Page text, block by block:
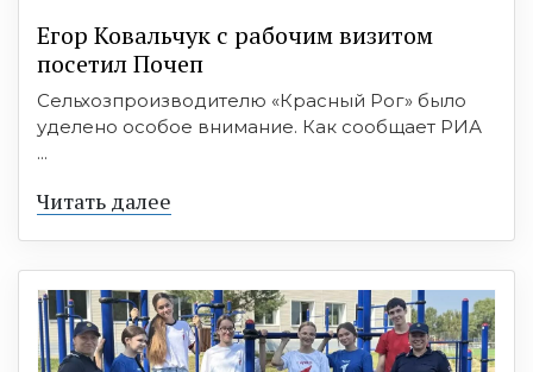
Егор Ковальчук с рабочим визитом
посетил Почеп
Сельхозпроизводителю «Красный Рог» было
уделено особое внимание. Как сообщает РИА
...
Читать далее